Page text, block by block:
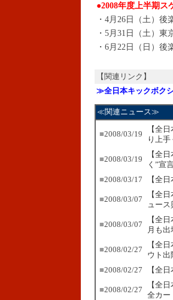
●2008年度上半期ス
・4月26日（土）後
・5月31日（土）東
・6月22日（日）後
【関連リンク】
≫全日本キックボク
≪関連ニュース≫
■2008/03/19
【全
り上
■2008/03/19
【全
く”宣
■2008/03/17 【全
■2008/03/07
【全
ュース
■2008/03/07
【全
月も出
■2008/02/27
【全
ウト出
■2008/02/27 【全
■2008/02/27
【全
全カー